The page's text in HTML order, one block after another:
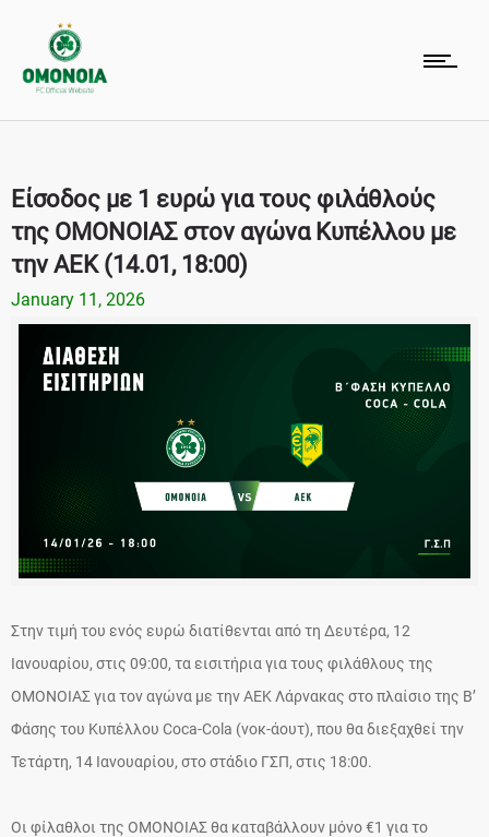
Είσοδος με 1 ευρώ για τους φιλάθλούς
της ΟΜΟΝΟΙΑΣ στον αγώνα Κυπέλλου με
την ΑΕΚ (14.01, 18:00)
January 11, 2026
Στην τιμή του ενός ευρώ διατίθενται από τη Δευτέρα, 12
Ιανουαρίου, στις 09:00, τα εισιτήρια για τους φιλάθλους της
ΟΜΟΝΟΙΑΣ για τον αγώνα με την ΑΕΚ Λάρνακας στο πλαίσιο της Β’
Φάσης του Κυπέλλου Coca-Cola (νοκ-άουτ), που θα διεξαχθεί την
Τετάρτη, 14 Ιανουαρίου, στο στάδιο ΓΣΠ, στις 18:00.
Οι φίλαθλοι της ΟΜΟΝΟΙΑΣ θα καταβάλλουν μόνο €1 για το